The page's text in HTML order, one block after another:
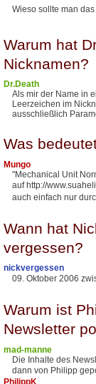
Wieso sollte man
Warum hat
Nicknamen?
Dr.Death
Als mir der Name in
Leerzeichen im
ausschließlich
Was
Mungo
"Mechanical Unit
auf http://
auch einfach nur
Wann hat
vergessen?
nickvergessen
09. Oktober 2006
Warum ist
Newsletter
mad-manne
Die Inhalte des
dann von Philipp
PhilippK